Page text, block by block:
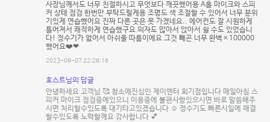
사장님께서도 너무 친절하시고 무엇보다 깨끗했어용 A홀 마이크와 스피
커 상태 점검 한번만 부탁드릴게용 조명도 색 조절할 수 있어서 너무 분위
기있게 연습했어요 진짜 다른 곳은 못 가겠네요.. 에어컨도 잘 시원하게
틀어져서 쾌적하게 연습했구요 의자도 많아서 앉아서 쉴 수도 있었습니
다! 정수기가 없어서 아쉬울 따름이에요 그것 빼곤 너무 완벽×100000
했어요❤️❤
2023-09-07 22:28:16
호스트님의 답글
안녕하세요 고객님 🥰 청소에진심인 제이엔터 회기점입니다 매일아침 스
피커 마이크 점검중에있으니 이용중에 불편사항있으시면 바로 말씀해주
시면 처리할수있도록 대기타고있겠습니다 ☺️ 정수기도 빠른시일에 해결
할수있도록 노력할께요 감사합니다 💕